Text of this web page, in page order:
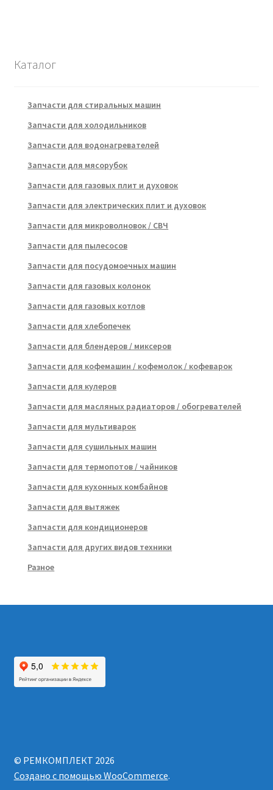
Каталог
Запчасти для стиральных машин
Запчасти для холодильников
Запчасти для водонагревателей
Запчасти для мясорубок
Запчасти для газовых плит и духовок
Запчасти для электрических плит и духовок
Запчасти для микроволновок / СВЧ
Запчасти для пылесосов
Запчасти для посудомоечных машин
Запчасти для газовых колонок
Запчасти для газовых котлов
Запчасти для хлебопечек
Запчасти для блендеров / миксеров
Запчасти для кофемашин / кофемолок / кофеварок
Запчасти для кулеров
Запчасти для масляных радиаторов / обогревателей
Запчасти для мультиварок
Запчасти для сушильных машин
Запчасти для термопотов / чайников
Запчасти для кухонных комбайнов
Запчасти для вытяжек
Запчасти для кондиционеров
Запчасти для других видов техники
Разное
© РЕМКОМПЛЕКТ 2026
Создано с помощью WooCommerce.